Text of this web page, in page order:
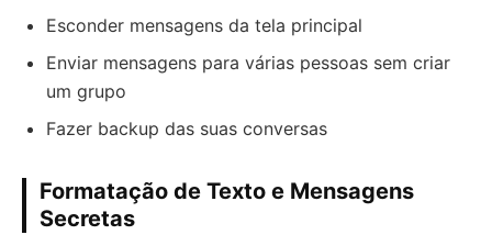
Esconder mensagens da tela principal
Enviar mensagens para várias pessoas sem criar
um grupo
Fazer backup das suas conversas
Formatação de Texto e Mensagens
Secretas